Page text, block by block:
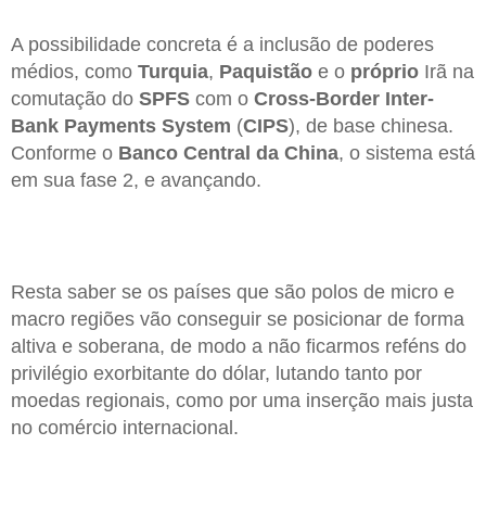
A possibilidade concreta é a inclusão de poderes
médios, como Turquia, Paquistão e o próprio Irã na
comutação do SPFS com o Cross-Border Inter-
Bank Payments System (CIPS), de base chinesa.
Conforme o Banco Central da China, o sistema está
em sua fase 2, e avançando.
Resta saber se os países que são polos de micro e
macro regiões vão conseguir se posicionar de forma
altiva e soberana, de modo a não ficarmos reféns do
privilégio exorbitante do dólar, lutando tanto por
moedas regionais, como por uma inserção mais justa
no comércio internacional.